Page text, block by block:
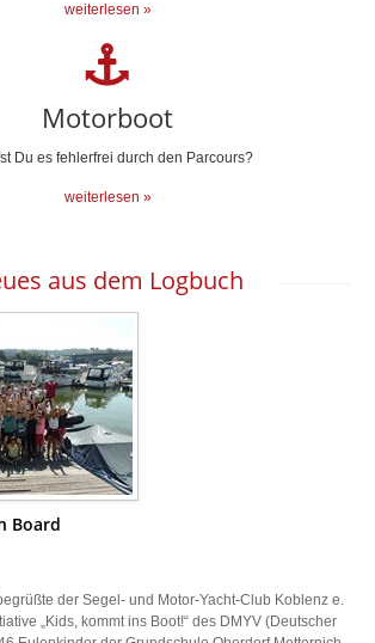
weiterlesen »
Motorboot
Du es fehlerfrei durch den Parcours?
weiterlesen »
aus dem Logbuch
Board
der Segel- und Motor-Yacht-Club Koblenz e.
„Kids, kommt ins Boot!“ des DMYV (Deutscher